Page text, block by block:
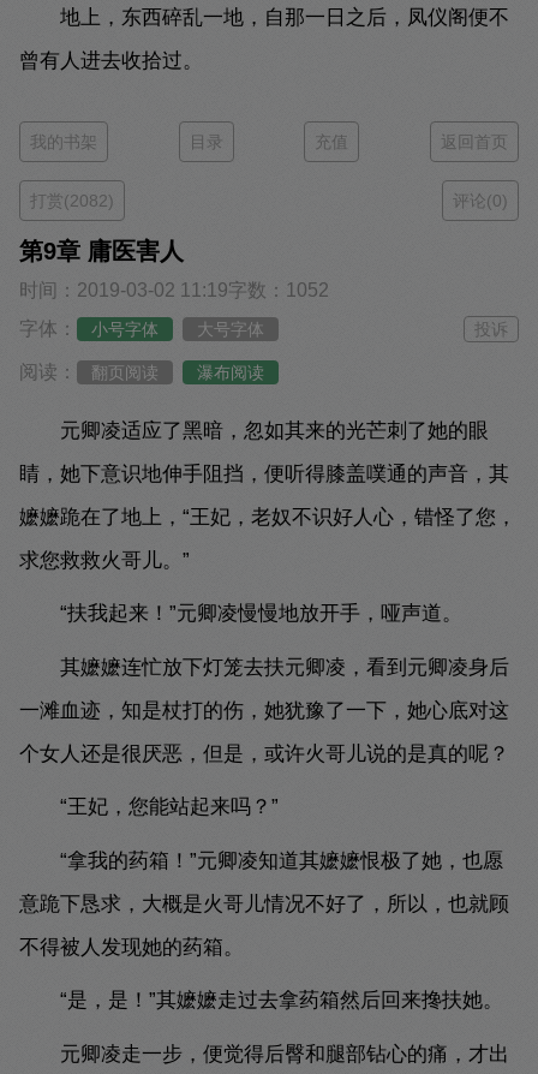
地上，东西碎乱一地，自那一日之后，凤仪阁便不
曾有人进去收拾过。
我的书架 目录 充值 返回首页
打赏(2082) 评论(0)
第9章 庸医害人
时间：2019-03-02 11:19字数：1052
字体：
小号字体 大号字体 投诉
阅读： 翻页阅读 瀑布阅读
元卿凌适应了黑暗，忽如其来的光芒刺了她的眼
睛，她下意识地伸手阻挡，便听得膝盖噗通的声音，其
嬷嬷跪在了地上，“王妃，老奴不识好人心，错怪了您，
求您救救火哥儿。”
“扶我起来！”元卿凌慢慢地放开手，哑声道。
其嬷嬷连忙放下灯笼去扶元卿凌，看到元卿凌身后
一滩血迹，知是杖打的伤，她犹豫了一下，她心底对这
个女人还是很厌恶，但是，或许火哥儿说的是真的呢？
“王妃，您能站起来吗？”
“拿我的药箱！”元卿凌知道其嬷嬷恨极了她，也愿
意跪下恳求，大概是火哥儿情况不好了，所以，也就顾
不得被人发现她的药箱。
“是，是！”其嬷嬷走过去拿药箱然后回来搀扶她。
元卿凌走一步，便觉得后臀和腿部钻心的痛，才出